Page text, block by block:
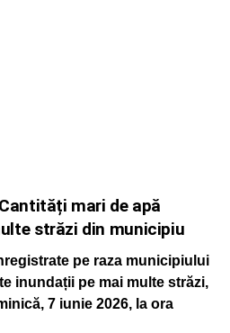
mari de apă
străzi din municipiu
pe raza municipiului
inundații pe mai multe străzi,
7 iunie 2026, la ora